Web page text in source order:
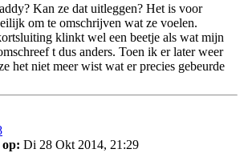
Kan ze dat uitleggen? Het is voor
om te omschrijven wat ze voelen.
klinkt wel een beetje als wat mijn
t dus anders. Toen ik er later weer
het niet meer wist wat er precies gebeurde
Di 28 Okt 2014, 21:29